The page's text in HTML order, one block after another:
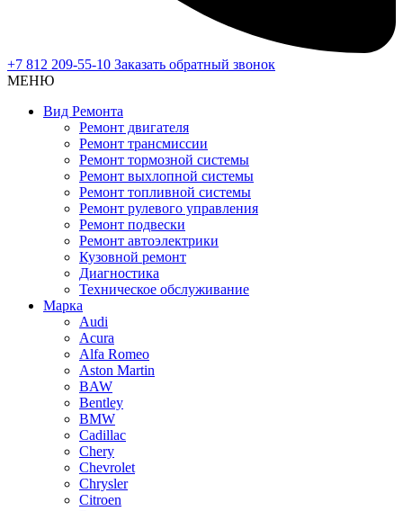
+7 812 209-55-10 Заказать обратный звонок
МЕНЮ
Вид Ремонта
Ремонт двигателя
Ремонт трансмиссии
Ремонт тормозной системы
Ремонт выхлопной системы
Ремонт топливной системы
Ремонт рулевого управления
Ремонт подвески
Ремонт автоэлектрики
Кузовной ремонт
Диагностика
Техническое обслуживание
Марка
Audi
Acura
Alfa Romeo
Aston Martin
BAW
Bentley
BMW
Cadillac
Chery
Chevrolet
Chrysler
Citroen